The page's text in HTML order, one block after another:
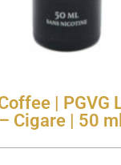
| PGVG
Cigare | 50 ml